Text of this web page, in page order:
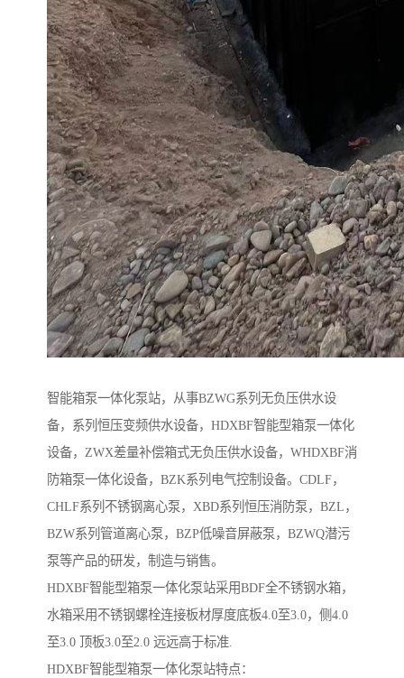
智能箱泵一体化泵站，从事BZWG系列无负压供水设
备，系列恒压变频供水设备，HDXBF智能型箱泵一体化
设备，ZWX差量补偿箱式无负压供水设备，WHDXBF消
防箱泵一体化设备，BZK系列电气控制设备。CDLF，
CHLF系列不锈钢离心泵，XBD系列恒压消防泵，BZL，
BZW系列管道离心泵，BZP低噪音屏蔽泵，BZWQ潜污
泵等产品的研发，制造与销售。
HDXBF智能型箱泵一体化泵站采用BDF全不锈钢水箱，
水箱采用不锈钢螺栓连接板材厚度底板4.0至3.0，侧4.0
至3.0 顶板3.0至2.0 远远高于标准.
HDXBF智能型箱泵一体化泵站特点：